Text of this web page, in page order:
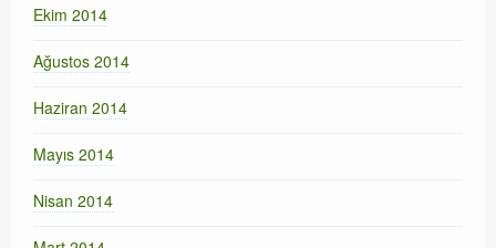
Ekim 2014
Ağustos 2014
Haziran 2014
Mayıs 2014
Nisan 2014